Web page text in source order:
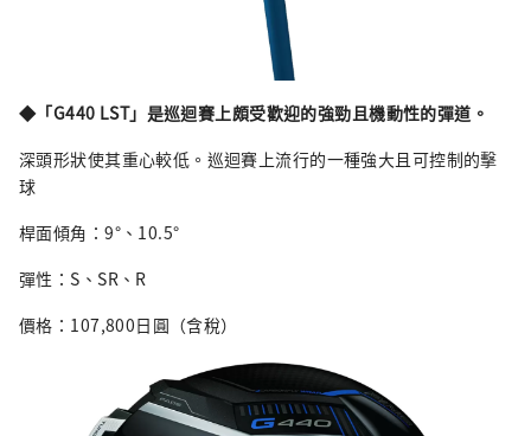
◆「G440 LST」是巡迴賽上頗受歡迎的強勁且機動性的彈道。
深頭形狀使其重心較低。巡迴賽上流行的一種強大且可控制的擊
球
桿面傾角：9°、10.5°
彈性：S、SR、R
價格：107,800日圓（含稅）